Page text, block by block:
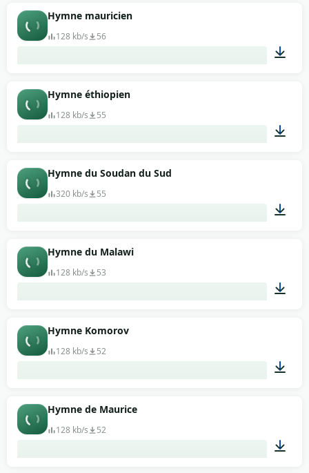
Hymne mauricien
128 kb/s 56
Hymne éthiopien
128 kb/s 55
Hymne du Soudan du Sud
320 kb/s 55
Hymne du Malawi
128 kb/s 53
Hymne Komorov
128 kb/s 52
Hymne de Maurice
128 kb/s 52